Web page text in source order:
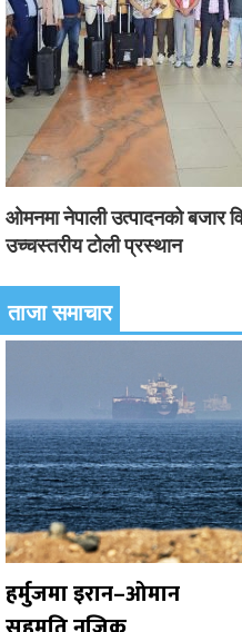
ओमनमा नेपाली उत्पादनको बजार
उच्चस्तरीय टोली प्रस्थान
ताजा समाचार
हर्मुजमा इरान–ओमान